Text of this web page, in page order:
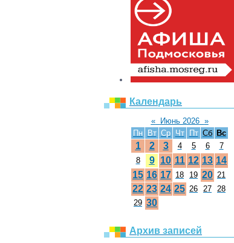
Календарь
« Июнь 2026 »
Пн
Вт Ср Чт Пт Сб Вс
1 2 3 4 5 6
7
8
9 10 11 12 13 14
15 16 17 18 19 20 21
22 23 24 25 26 27 28
29 30
Архив записей